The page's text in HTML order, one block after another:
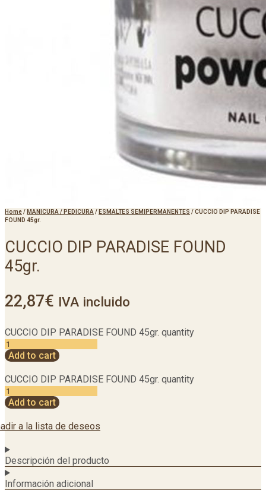
Home/ MANICURA / PEDICURA / ESMALTES SEMIPERMANENTES /CUCCIO DIP PARADISE
FOUND 45gr.
CUCCIO DIP PARADISE FOUND
45gr.
22,87€ IVA incluido
CUCCIO DIP PARADISE FOUND 45gr. quantity
Add to cart
CUCCIO DIP PARADISE FOUND 45gr. quantity
Add to cart
a la lista de deseos
Descripción del producto
Información adicional